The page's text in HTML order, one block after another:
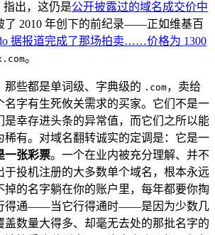
出，这仍是公开披露过的域名成交价中
了 2010 年创下的前纪录——正如维基百
据报道完成了那场拍卖……价格为 1300
。
那些都是单词级、字典级的 .com，卖给
名字有生死攸关需求的买家。它们不是一
幸存进头条的异常值，而它们之所以能
稀有。对域名翻转诚实的定调是：它是一
一张彩票。一个在业内被充分理解、并不
于投机注册的大多数单个域名，根本永远
掉的名字躺在你的账户里，每年都要你掏
得通——当它行得通时——是因为少数几
盖数量大得多、却毫无去处的那批名字的